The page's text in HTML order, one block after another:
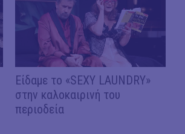
Είδαμε το «SEXY LAUNDRY»
στην καλοκαιρινή του
περιοδεία